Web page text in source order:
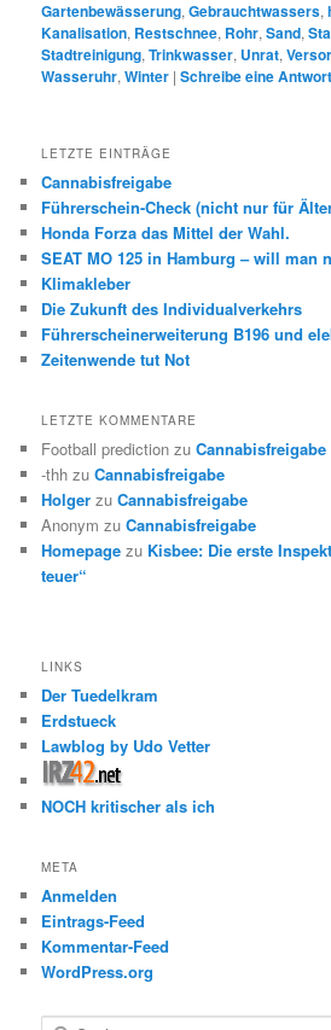
Gartenbewässerung,Gebrauchtwassers,
Kanalisation, Restschnee, Rohr,Sand,
Stadtreinigung,Trinkwasser, Unrat,
Wasseruhr,Winter |Schreibe eine Antwort
LETZTE EINTRÄGE
Cannabisfreigabe
Führerschein-Check (nicht nur für
Honda Forza das Mittel der Wahl.
SEAT MO 125 in Hamburg – will man
Klimakleber
Die Zukunft des Individualverkehrs
Führerscheinerweiterung B196 und
Zeitenwende tut Not
LETZTE KOMMENTARE
Football prediction zuCannabisfreigabe
-thh zuCannabisfreigabe
Holger zuCannabisfreigabe
Anonym zuCannabisfreigabe
Homepage zu Kisbee: Die erste
teuer“
LINKS
Der Tuedelkram
Erdstueck
Lawblog by Udo Vetter
NOCH kritischer als ich
META
Anmelden
Eintrags-Feed
Kommentar-Feed
WordPress.org